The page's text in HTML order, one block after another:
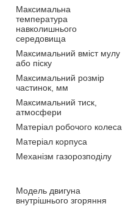
Максимальна
температура
навколишнього
середовища
Максимальний вміст мулу
або піску
Максимальний розмір
частинок, мм
Максимальний тиск,
атмосфери
Матеріал робочого колеса
Матеріал корпуса
Механізм газорозподілу
Модель двигуна
внутрішнього згоряння